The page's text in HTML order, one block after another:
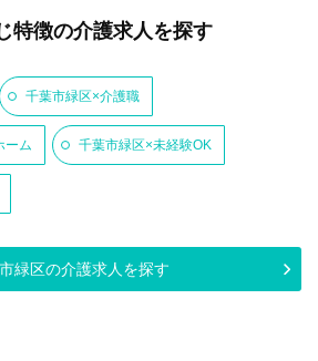
特徴の介護求人を探す
千葉市緑区×介護職
ーム 千葉市緑区×未経験OK
緑区の介護求人を探す